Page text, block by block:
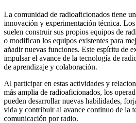
La comunidad de radioaficionados tiene
innovación y experimentación técnica. Los
suelen construir sus propios equipos de
o modifican los equipos existentes para
añadir nuevas funciones. Este espíritu de
impulsar el avance de la tecnología de
de aprendizaje y colaboración.
Al participar en estas actividades y
más amplia de radioaficionados, los
pueden desarrollar nuevas habilidades,
vida y contribuir al avance continuo de la
comunicación por radio.